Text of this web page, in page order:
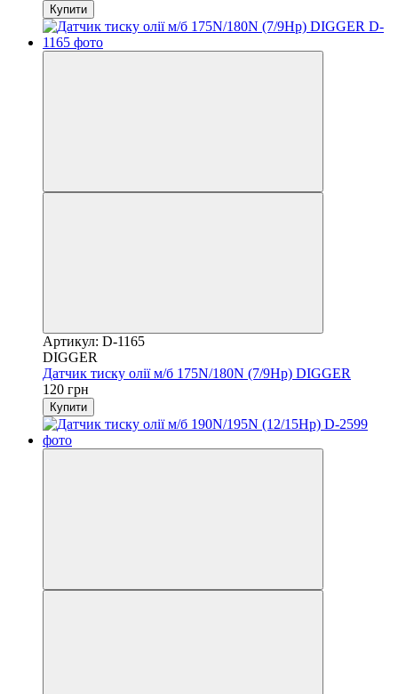
Купити
Артикул: D-1165
DIGGER
Датчик тиску олії м/б 175N/180N (7/9Hp) DIGGER
120 грн
Купити